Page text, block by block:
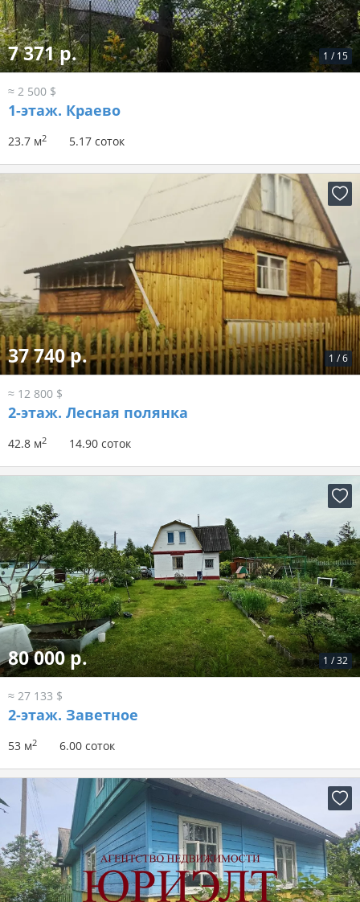
1 / 15
7 371 р.
≈ 2 500 $
1-этаж. Краево
23.7 м2 5.17 соток
1 /6
37 740 р.
≈ 12 800 $
2-этаж. Лесная полянка
42.8 м2 14.90 соток
1 /32
80 000 р.
≈ 27 133 $
2-этаж. Заветное
53 м2 6.00 соток